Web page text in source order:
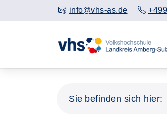
info@vhs-as.de
Sie befinden sich hier: